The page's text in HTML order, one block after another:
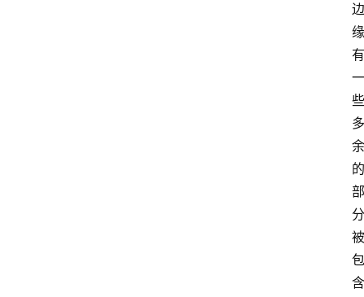
边
缘
有
一
些
多
余
的
部
分
被
包
含